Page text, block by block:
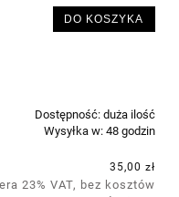
DO KOSZYKA
Dostępność: duża ilość
Wysyłka w: 48 godzin
35,00 zł
23% VAT, bez kosztów